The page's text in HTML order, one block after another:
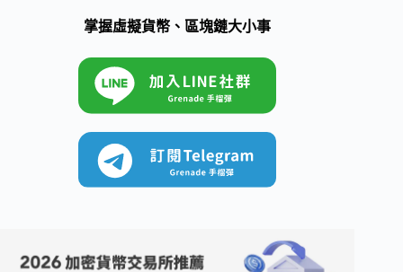
掌握虛擬貨幣、區塊鏈大小事